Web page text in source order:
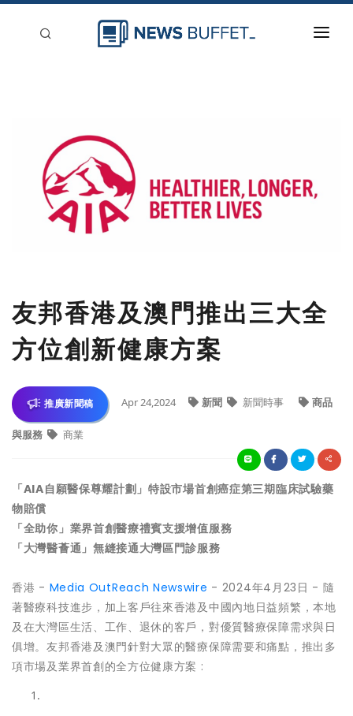
登入
刊登
友邦香港及澳門推出三大全
方位創新健康方案
推廣新聞稿 Apr 24,2024 新聞 新聞時事 商品
與服務 商業
「AIA自願醫保尊耀計劃」特設市場首創癌症第三期臨床試驗藥
物賠償
「全助你」業界首創醫療禮賓支援增值服務
「大灣醫薈通」無縫接通大灣區門診服務
香港 - Media OutReach Newswire - 2024年4月23日 - 隨
著醫療科技進步，加上客戶往來香港及中國內地日益頻繁，本地
及在大灣區生活、工作、退休的客戶，對優質醫療保障需求與日
俱增。友邦香港及澳門針對大眾的醫療保障需要和痛點，推出多
項市場及業界首創的全方位健康方案 :